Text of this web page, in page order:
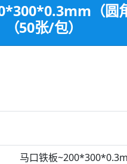
（圆
（50张/包）
马口铁板